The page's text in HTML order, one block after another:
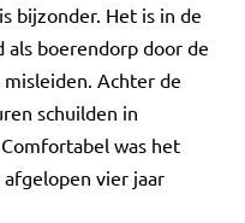
bijzonder. Het is in de
boerendorp door de
Achter de
schuilden in
was het
afgelopen vier jaar